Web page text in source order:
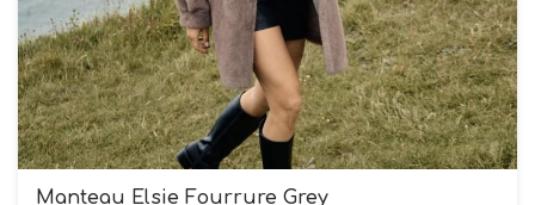
Manteau Elsie Fourrure Grey